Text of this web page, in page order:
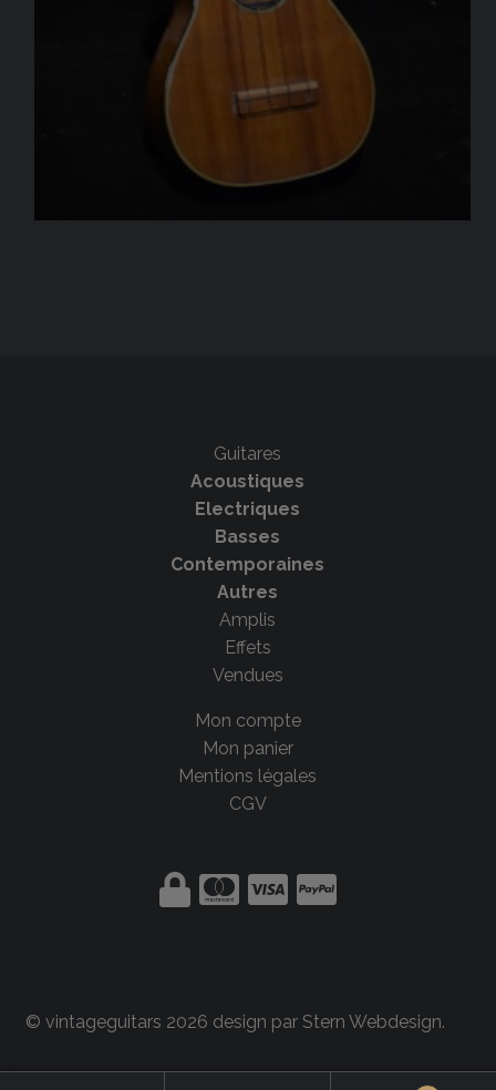
Guitares
Acoustiques
Electriques
Basses
Contemporaines
Autres
Amplis
Effets
Vendues
Mon compte
Mon panier
Mentions légales
CGV
© vintageguitars 2026 design par Stern Webdesign.